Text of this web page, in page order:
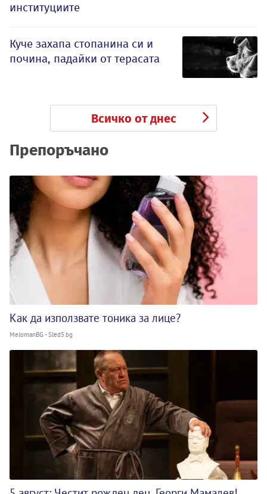
институциите
Куче захапа стопанина си и
почина, падайки от терасата
Всичко от днес
Препоръчано
Как да използвате тоника за лице?
MelomanBG - Sled5.bg